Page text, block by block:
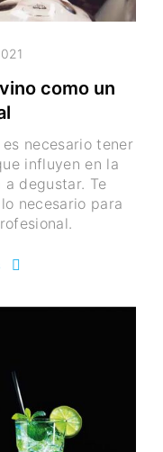
como un
necesario tener
influyen en la
degustar. Te
necesario para